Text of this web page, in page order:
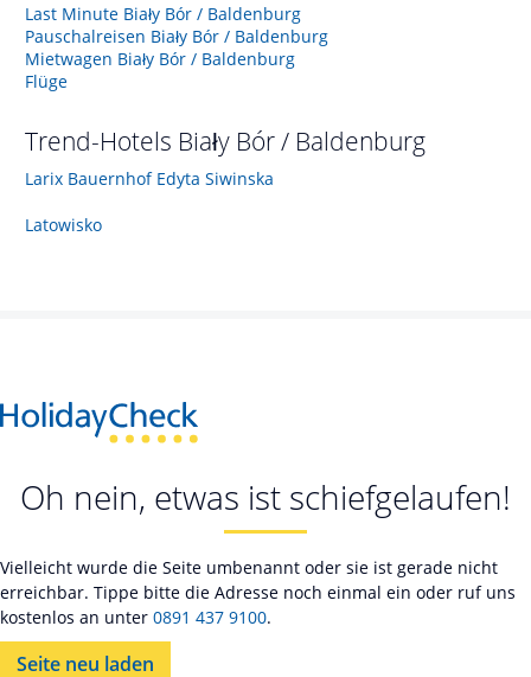
Last Minute Biały Bór / Baldenburg
Pauschalreisen Biały Bór / Baldenburg
Mietwagen Biały Bór / Baldenburg
Flüge
Trend-Hotels Biały Bór / Baldenburg
Larix Bauernhof Edyta Siwinska
Latowisko
Oh nein, etwas ist schiefgelaufen!
Vielleicht wurde die Seite umbenannt oder sie ist gerade nicht
erreichbar. Tippe bitte die Adresse noch einmal ein oder ruf uns
kostenlos an unter 0891 437 9100.
Seite neu laden